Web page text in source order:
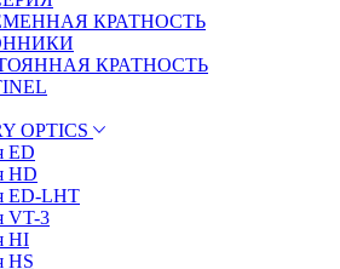
КРАТНОСТЬ
КРАТНОСТЬ
OPTICS
ED
HD
ED-LHT
VT-3
HI
HS